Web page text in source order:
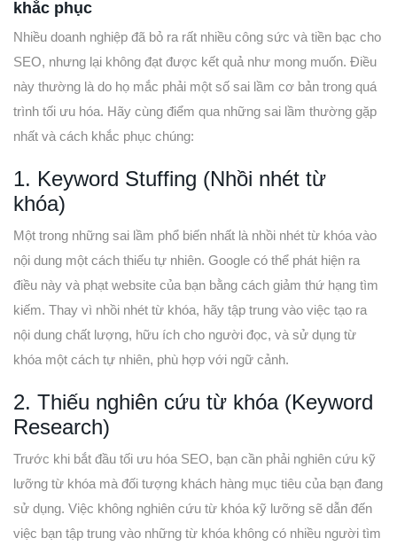
khắc phục
Nhiều doanh nghiệp đã bỏ ra rất nhiều công sức và tiền bạc cho
SEO, nhưng lại không đạt được kết quả như mong muốn. Điều
này thường là do họ mắc phải một số sai lầm cơ bản trong quá
trình tối ưu hóa. Hãy cùng điểm qua những sai lầm thường gặp
nhất và cách khắc phục chúng:
1. Keyword Stuffing (Nhồi nhét từ
khóa)
Một trong những sai lầm phổ biến nhất là nhồi nhét từ khóa vào
nội dung một cách thiếu tự nhiên. Google có thể phát hiện ra
điều này và phạt website của bạn bằng cách giảm thứ hạng tìm
kiếm. Thay vì nhồi nhét từ khóa, hãy tập trung vào việc tạo ra
nội dung chất lượng, hữu ích cho người đọc, và sử dụng từ
khóa một cách tự nhiên, phù hợp với ngữ cảnh.
2. Thiếu nghiên cứu từ khóa (Keyword
Research)
Trước khi bắt đầu tối ưu hóa SEO, bạn cần phải nghiên cứu kỹ
lưỡng từ khóa mà đối tượng khách hàng mục tiêu của bạn đang
sử dụng. Việc không nghiên cứu từ khóa kỹ lưỡng sẽ dẫn đến
việc bạn tập trung vào những từ khóa không có nhiều người tìm